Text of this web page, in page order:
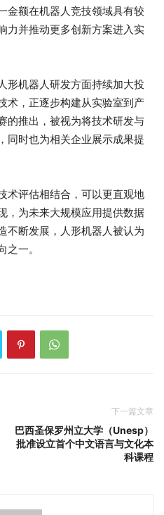
金额在机器人竞技领域具有较
力并推动更多创新方案进入实
形机器人研发方面持续加大投
术，正逐步构建从实验室到产
的推出，被视为将技术研发与
同时也为相关企业展示成果提
术评估相结合，可以更直观地
，为未来大规模应用提供数据
不断发展，人形机器人被认为
一。
下一篇文章
巴西圣保罗州立大学（Unesp）
批准设立首个中文语言与文化本
科课程